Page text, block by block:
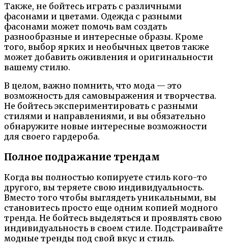
Также, не бойтесь играть с различными
фасонами и цветами. Одежда с разными
фасонами может помочь вам создать
разнообразные и интересные образы. Кроме
того, выбор ярких и необычных цветов также
может добавить оживления и оригинальности
вашему стилю.
В целом, важно помнить, что мода — это
возможность для самовыражения и творчества.
Не бойтесь экспериментировать с разными
стилями и направлениями, и вы обязательно
обнаружите новые интересные возможности
для своего гардероба.
Полное подражание трендам
Когда вы полностью копируете стиль кого-то
другого, вы теряете свою индивидуальность.
Вместо того чтобы выглядеть уникальными, вы
становитесь просто еще одним копией модного
тренда. Не бойтесь выделяться и проявлять свою
индивидуальность в своем стиле. Подстраивайте
модные тренды под свой вкус и стиль.